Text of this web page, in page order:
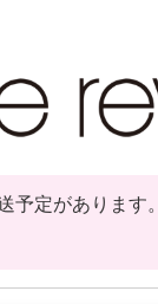
予定があります。